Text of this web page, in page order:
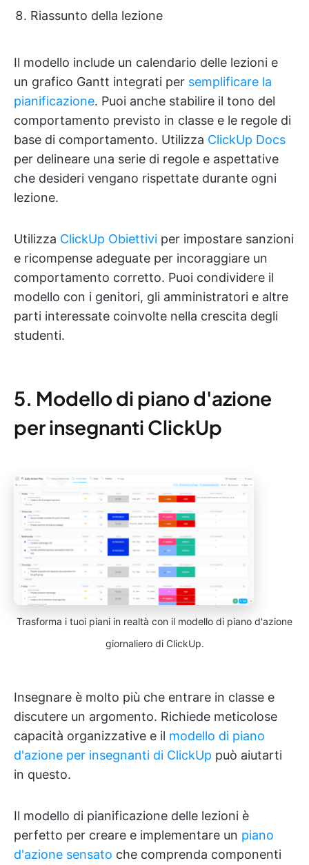
Riassunto della lezione
Il modello include un calendario delle lezioni e
un grafico Gantt integrati per semplificare la
pianificazione. Puoi anche stabilire il tono del
comportamento previsto in classe e le regole di
base di comportamento. Utilizza ClickUp Docs
per delineare una serie di regole e aspettative
che desideri vengano rispettate durante ogni
lezione.
Utilizza ClickUp Obiettivi per impostare sanzioni
e ricompense adeguate per incoraggiare un
comportamento corretto. Puoi condividere il
modello con i genitori, gli amministratori e altre
parti interessate coinvolte nella crescita degli
studenti.
5. Modello di piano d'azione
per insegnanti ClickUp
Trasforma i tuoi piani in realtà con il modello di piano d'azione
giornaliero di ClickUp.
Insegnare è molto più che entrare in classe e
discutere un argomento. Richiede meticolose
capacità organizzative e il modello di piano
d'azione per insegnanti di ClickUp può aiutarti
in questo.
Il modello di pianificazione delle lezioni è
perfetto per creare e implementare un piano
d'azione sensato che comprenda componenti